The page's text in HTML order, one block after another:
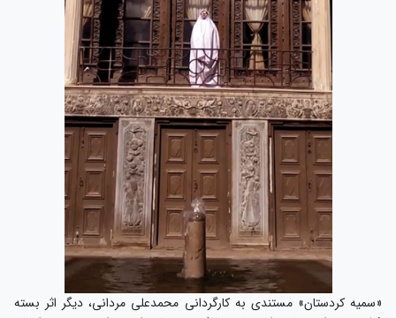
«سمیه کردستان» مستندی به کارگردانی محمدعلی مردانی، دیگر اثر بسته